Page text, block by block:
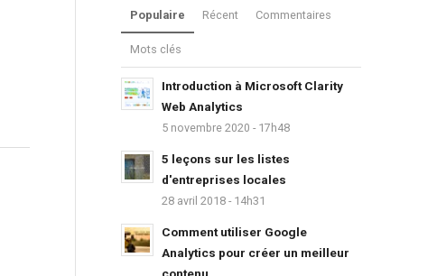
Populaire Récent Commentaires
Mots clés
Introduction à Microsoft Clarity
Web Analytics
5 novembre 2020 - 17h48
5 leçons sur les listes
d'entreprises locales
28 avril 2018 - 14h31
Comment utiliser Google
Analytics pour créer un meilleur